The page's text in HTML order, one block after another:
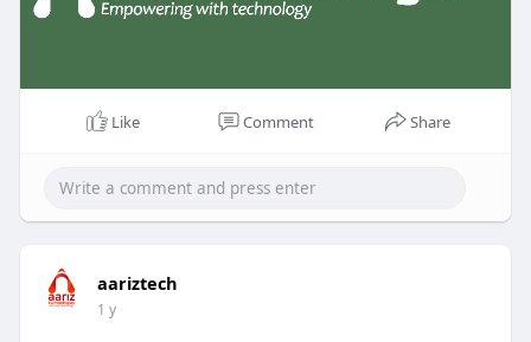
Like Comment Share
aariztech
1 y